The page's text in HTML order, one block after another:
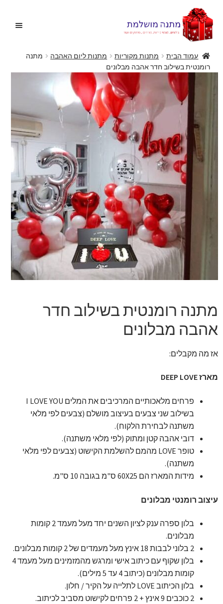
דלג
לניווט
לדלג
לתוכן
את
הילד
הצעות נישואין
מתנות מקוריות
הילד
מתנות ליולדת
הרחב
את
הילד
זר מתוק
בלונים בראשון לציון
תשלום
עמוד הבית מתנות מקוריות מתנות ליום האהבה
מתנה
רומנטית בשילוב חדר אהבה מבלונים
מתנה רומנטית בשילוב חדר
אהבה מבלונים
אז מה מקבלים:
מארז DEEP LOVE
פרחים מלאכותיים המרכיבים את המלים I LOVE YOU
בשילוב שני צבעים בעיצוב מושלם (צבעים לפי מלאי
משתנה לבחירת הלקוח).
דובי אהבה קטן ומתוק (לפי מלאי משתנה).
טופר LOVE מהמם להשלמת הקישוט (צבעים לפי מלאי
משתנה).
מידות המארז הם 60X25 ס"מ בגובה 10 ס"מ.
עיצוב רומנטי מבלונים
בלון ספרה ענק לציון השנים יחד מעל מעמד 2 קומות
מבלונים.
2 בלוני לבבות 18 אינץ מעל מעמדים של 2 קומות מבלונים.
בלון שקוף עם כיתוב אישי ומרגש מהמזמינים מעל מעמד 4
קומות מבלונים (כיתוב 4 עד 5 מילים).
בלון הכיתוב LOVE לתלייה על הקיר / חלון.
2 כוכבים 9 אינץ + 2 פרחים לקישוט מסביב לכיתוב.